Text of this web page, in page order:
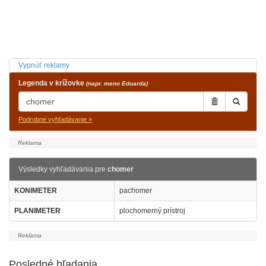
Vypnúť reklamy
Legenda v krížovke (napr. meno Eduarda)
Podrobné vyhľadávanie »
Výsledky vyhľadávania pre chomer
KONIMETER pachomer
PLANIMETER plochomerný prístroj